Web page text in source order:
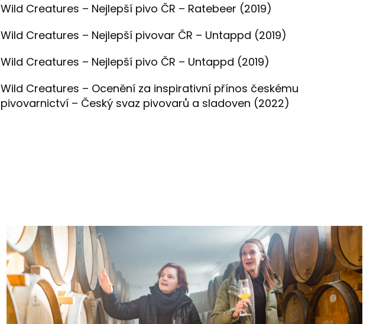
Wild Creatures – Nejlepší pivo ČR – Ratebeer (2019)
Wild Creatures – Nejlepší pivovar ČR – Untappd (2019)
Wild Creatures – Nejlepší pivo ČR – Untappd (2019)
Wild Creatures – Ocenění za inspirativní přínos českému
pivovarnictví – Český svaz pivovarů a sladoven (2022)